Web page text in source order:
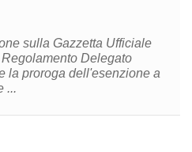
sulla Gazzetta Ufficiale
Delegato
la proroga dell'esenzione a
...